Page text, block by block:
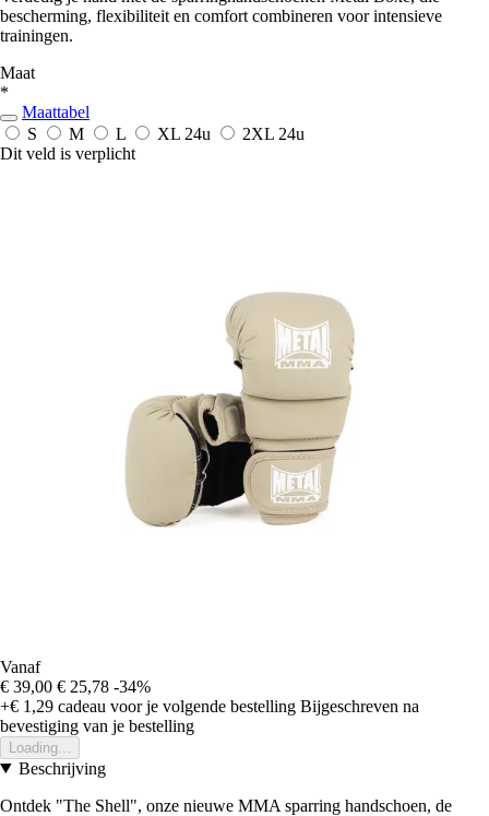
bescherming, flexibiliteit en comfort combineren voor intensieve
trainingen.
Maat
*
Maattabel
S
M L XL 24u 2XL 24u
Dit veld is verplicht
Vanaf
€ 39,00 € 25,78 -34%
+€ 1,29 cadeau voor je volgende bestelling Bijgeschreven na
bevestiging van je bestelling
Loading...
Beschrijving
Ontdek "The Shell", onze nieuwe MMA sparring handschoen, de